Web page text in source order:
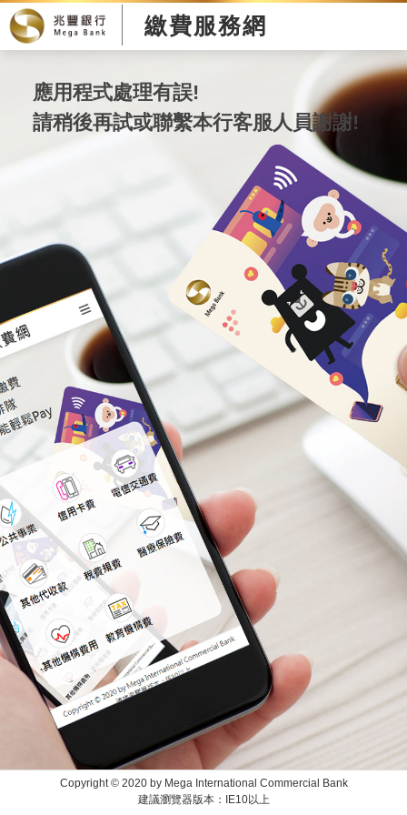
繳費服務網
應用程式處理有誤!
請稍後再試或聯繫本行客服人員謝謝!
Copyright © 2020 by Mega International Commercial Bank
建議瀏覽器版本：IE10以上